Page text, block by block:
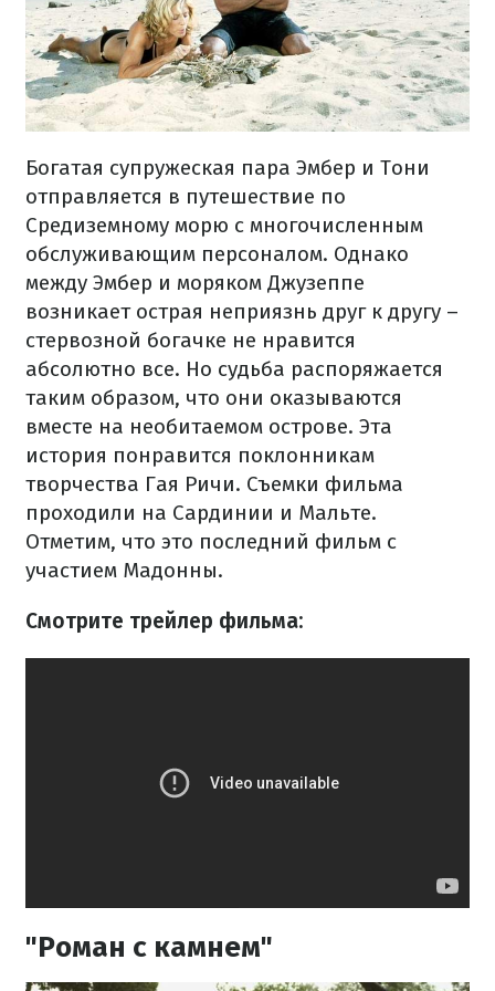
Богатая супружеская пара Эмбер и Тони
отправляется в путешествие по
Средиземному морю с многочисленным
обслуживающим персоналом. Однако
между Эмбер и моряком Джузеппе
возникает острая неприязнь друг к другу –
стервозной богачке не нравится
абсолютно все. Но судьба распоряжается
таким образом, что они оказываются
вместе на необитаемом острове. Эта
история понравится поклонникам
творчества Гая Ричи. Съемки фильма
проходили на Сардинии и Мальте.
Отметим, что это последний фильм с
участием Мадонны.
Смотрите трейлер фильма:
"Роман с камнем"